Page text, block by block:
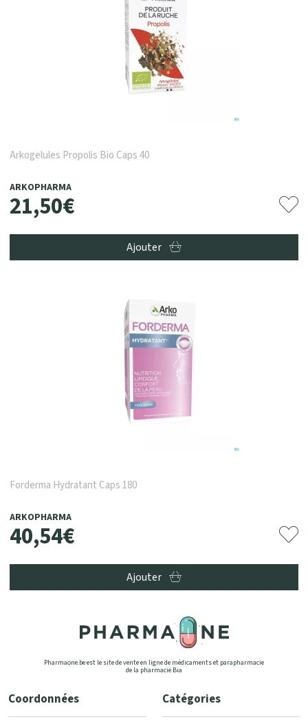
Arkogelules Propolis Bio Caps 40
ARKOPHARMA
21,50€
Ajouter
Forderma Hydratant Caps 180
ARKOPHARMA
40,54€
Ajouter
Pharmaone.be est le site de vente en ligne de médicaments et parapharmacie
de la pharmacie Bia
Coordonnées Catégories